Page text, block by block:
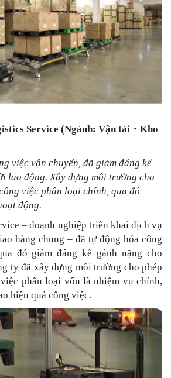
Service (Ngành: Vận tải ・ Kho
việc vận chuyển, đã giảm đáng kể
lao động. Xây dựng môi trường cho
việc phân loại chính, qua đó
động.
– doanh nghiệp triển khai dịch vụ
hàng chung – đã tự động hóa công
đó giảm đáng kể gánh nặng cho
ty đã xây dựng môi trường cho phép
phân loại vốn là nhiệm vụ chính,
hiệu quả công việc.